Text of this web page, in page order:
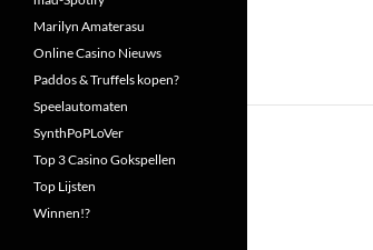
Marilyn Amaterasu
Online Casino Nieuws
Paddos & Truffels kopen?
Speelautomaten
SynthPoPLoVer
Top 3 Casino Gokspellen
Top Lijsten
Winnen!?